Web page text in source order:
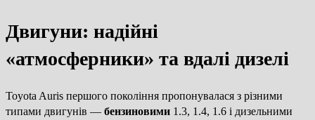
Двигуни: надійні
«атмосферники» та вдалі дизелі
Toyota Auris першого покоління пропонувалася з різними
типами двигунів — бензиновими 1.3, 1.4, 1.6 і дизельними